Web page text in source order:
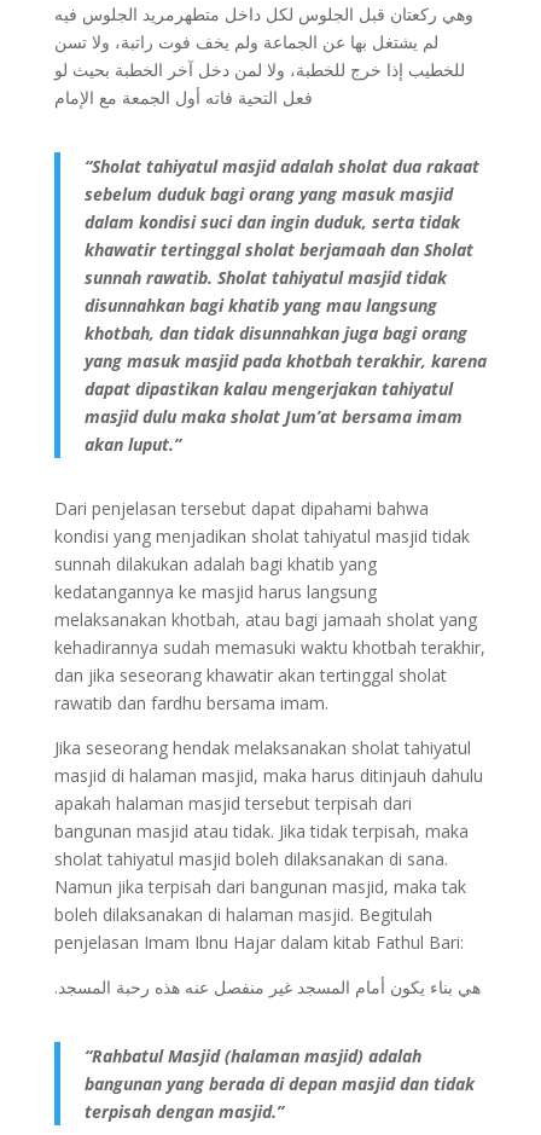
وهي ركعتان قبل الجلوس لكل داخل متطهرمريد الجلوس فيه
لم يشتغل بها عن الجماعة ولم يخف فوت راتبة، ولا تسن
للخطيب إذا خرج للخطبة، ولا لمن دخل آخر الخطبة بحيث لو
فعل التحية فاته أول الجمعة مع الإمام
“Sholat tahiyatul masjid adalah sholat dua rakaat
sebelum duduk bagi orang yang masuk masjid
dalam kondisi suci dan ingin duduk, serta tidak
khawatir tertinggal sholat berjamaah dan Sholat
sunnah rawatib. Sholat tahiyatul masjid tidak
disunnahkan bagi khatib yang mau langsung
khotbah, dan tidak disunnahkan juga bagi orang
yang masuk masjid pada khotbah terakhir, karena
dapat dipastikan kalau mengerjakan tahiyatul
masjid dulu maka sholat Jum’at bersama imam
akan luput.”
Dari penjelasan tersebut dapat dipahami bahwa
kondisi yang menjadikan sholat tahiyatul masjid tidak
sunnah dilakukan adalah bagi khatib yang
kedatangannya ke masjid harus langsung
melaksanakan khotbah, atau bagi jamaah sholat yang
kehadirannya sudah memasuki waktu khotbah terakhir,
dan jika seseorang khawatir akan tertinggal sholat
rawatib dan fardhu bersama imam.
Jika seseorang hendak melaksanakan sholat tahiyatul
masjid di halaman masjid, maka harus ditinjauh dahulu
apakah halaman masjid tersebut terpisah dari
bangunan masjid atau tidak. Jika tidak terpisah, maka
sholat tahiyatul masjid boleh dilaksanakan di sana.
Namun jika terpisah dari bangunan masjid, maka tak
boleh dilaksanakan di halaman masjid. Begitulah
penjelasan Imam Ibnu Hajar dalam kitab Fathul Bari:
.هي بناء يكون أمام المسجد غير منفصل عنه هذه رحبة المسجد
“Rahbatul Masjid (halaman masjid) adalah
bangunan yang berada di depan masjid dan tidak
terpisah dengan masjid.”